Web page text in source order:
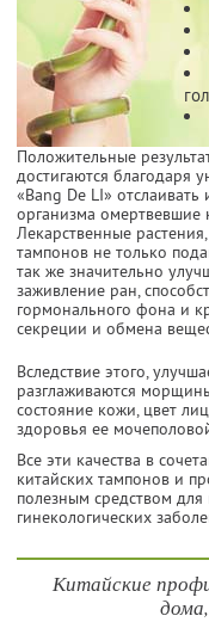
Положительные
достигаются благодаря
«Bang De LI»
организма омертвевшие
Лекарственные
тампонов не только
так же значительно
заживление ран,
гормонального фона и
секреции и обмена
Вследствие этого,
разглаживаются
состояние кожи, цвет
здоровья ее
Все эти качества в
китайских тампонов и
полезным средством
гинекологических
Китайские